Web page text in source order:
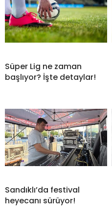
Süper Lig ne zaman
başlıyor? İşte detaylar!
Sandıklı’da festival
heyecanı sürüyor!